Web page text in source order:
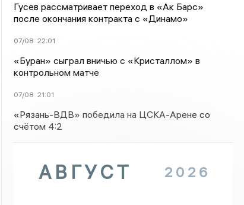
Гусев рассматривает переход в «Ак Барс»
после окончания контракта с «Динамо»
07/08 22:01
«Буран» сыграл вничью с «Кристаллом» в
контрольном матче
07/08 21:01
«Рязань-ВДВ» победила на ЦСКА-Арене со
счётом 4:2
АВГУСТ 2026